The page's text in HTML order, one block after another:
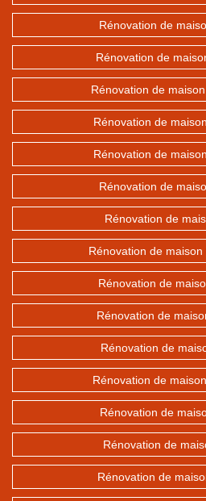
Rénovation de
Rénovation de
Rénovation de
Rénovation de
Rénovation de
Rénovation de
Rénovation de
Rénovation de
Rénovation de
Rénovation de
Rénovation de
Rénovation de
Rénovation de
Rénovation de
Rénovation de